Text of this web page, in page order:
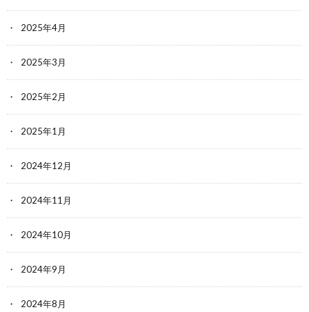
2025年4月
2025年3月
2025年2月
2025年1月
2024年12月
2024年11月
2024年10月
2024年9月
2024年8月